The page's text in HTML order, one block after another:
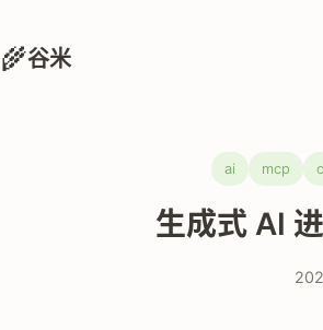
🌾谷米
ai mcp
生成式 AI